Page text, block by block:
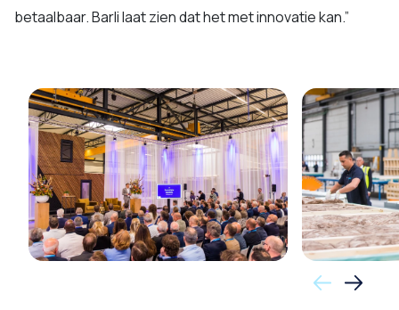
betaalbaar. Barli laat zien dat het met innovatie kan.”